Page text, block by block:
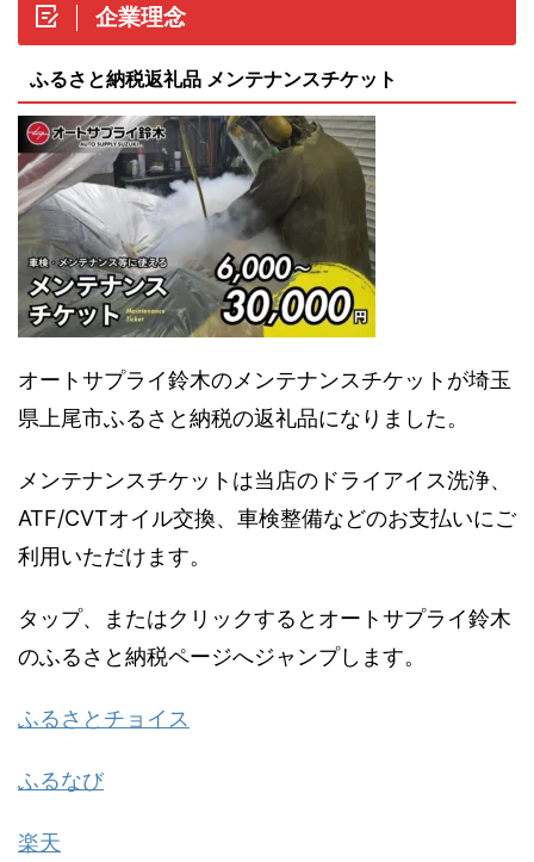
企業理念
ふるさと納税返礼品 メンテナンスチケット
オートサプライ鈴木のメンテナンスチケットが埼玉
県上尾市ふるさと納税の返礼品になりました。
メンテナンスチケットは当店のドライアイス洗浄、
ATF/CVTオイル交換、車検整備などのお支払いにご
利用いただけます。
タップ、またはクリックするとオートサプライ鈴木
のふるさと納税ページへジャンプします。
ふるさとチョイス
ふるなび
楽天